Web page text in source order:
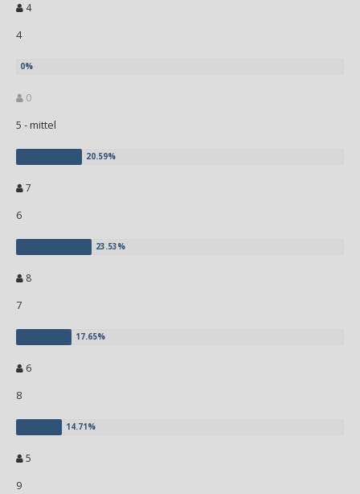
4
4
0
5 - mittel
7
6
8
7
6
8
5
9